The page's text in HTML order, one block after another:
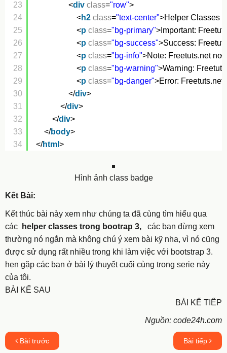
23
24
25
26
27
28
29
30
31
32
33
34
<div class="row">
<h2 class="text-center">Helper Classes -
<p class="bg-primary">Important:
<p class="bg-success">Success:
<p class="bg-info">Note: Freetuts.net
<p class="bg-warning">Warning:
<p class="bg-danger">Error:
</div>
</div>
</div>
</body>
</html >
Hình ảnh class badge
Kết Bài:
Kết thúc bài này xem như chúng ta đã cùng tìm hiểu qua
các helper classes trong bootrap 3, các bạn đừng xem
thường nó ngắn mà không chú ý xem bài kỹ nha, vì nó cũng
được sử dụng rất nhiều trong khi làm việc với bootstrap 3.
hẹn gặp các bạn ở bài lý thuyết cuối cùng trong serie này
của tôi.
BÀI KẾ SAU
BÀI KẾ TIẾP
Nguồn: code24h.com
Bài trước Bài tiếp